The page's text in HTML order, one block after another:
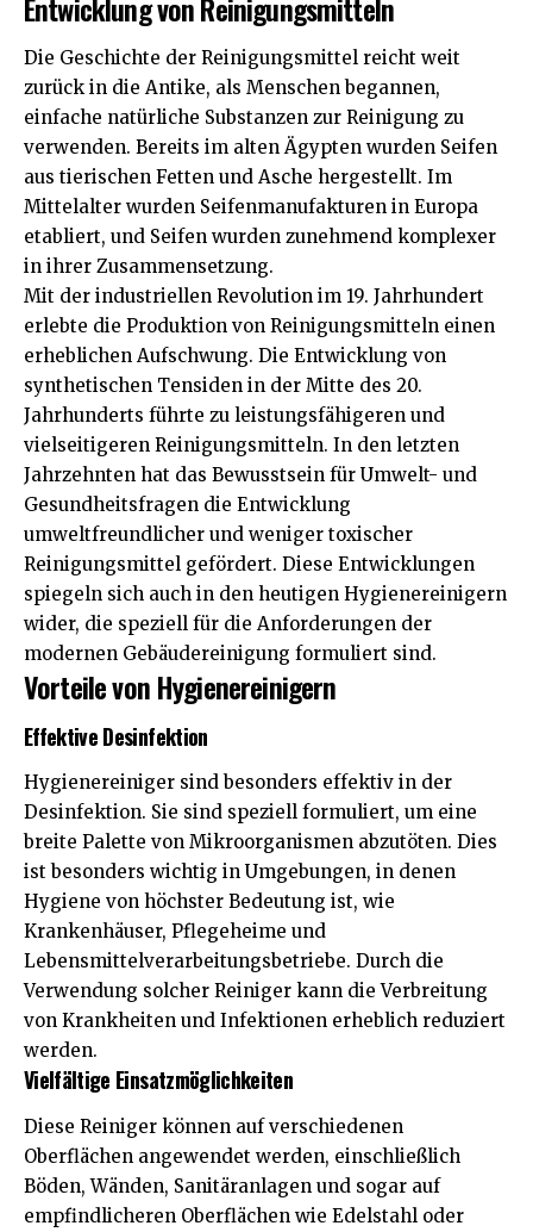
Die Geschichte der Reinigungsmittel reicht weit
zurück in die Antike, als Menschen begannen,
einfache natürliche Substanzen zur Reinigung zu
verwenden. Bereits im alten Ägypten wurden Seifen
aus tierischen Fetten und Asche hergestellt. Im
Mittelalter wurden Seifenmanufakturen in Europa
etabliert, und Seifen wurden zunehmend komplexer
in ihrer Zusammensetzung.
Mit der industriellen Revolution im 19. Jahrhundert
erlebte die Produktion von Reinigungsmitteln einen
erheblichen Aufschwung. Die Entwicklung von
synthetischen Tensiden in der Mitte des 20.
Jahrhunderts führte zu leistungsfähigeren und
vielseitigeren Reinigungsmitteln. In den letzten
Jahrzehnten hat das Bewusstsein für Umwelt- und
Gesundheitsfragen die Entwicklung
umweltfreundlicher und weniger toxischer
Reinigungsmittel gefördert. Diese Entwicklungen
spiegeln sich auch in den heutigen Hygienereinigern
wider, die speziell für die Anforderungen der
modernen Gebäudereinigung formuliert sind.
Vorteile von Hygienereinigern
Effektive Desinfektion
Hygienereiniger sind besonders effektiv in der
Desinfektion. Sie sind speziell formuliert, um eine
breite Palette von Mikroorganismen abzutöten. Dies
ist besonders wichtig in Umgebungen, in denen
Hygiene von höchster Bedeutung ist, wie
Krankenhäuser, Pflegeheime und
Lebensmittelverarbeitungsbetriebe. Durch die
Verwendung solcher Reiniger kann die Verbreitung
von Krankheiten und Infektionen erheblich reduziert
werden.
Vielfältige Einsatzmöglichkeiten
Diese Reiniger können auf verschiedenen
Oberflächen angewendet werden, einschließlich
Böden, Wänden, Sanitäranlagen und sogar auf
empfindlicheren Oberflächen wie Edelstahl oder